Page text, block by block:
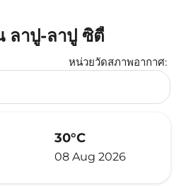
ลาปู-ลาปู ซิตี้
หน่วยวัดสภาพอากาศ:
ยส Selected
30°C
08 Aug 2026